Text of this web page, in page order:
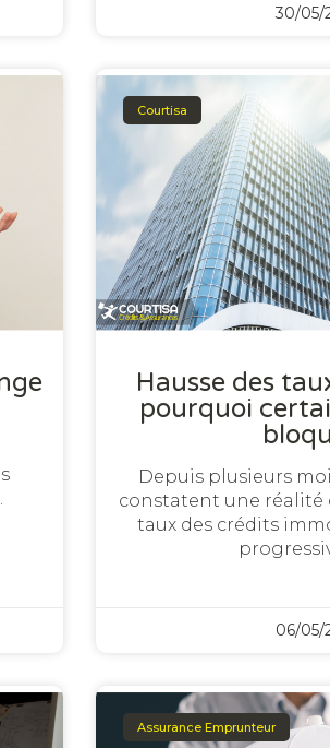
30/05/
Courtisa
Hausse des
pourquoi
Depuis plusieurs
constatent une réalité
taux des crédits
06/05/
Assurance Emprunteur